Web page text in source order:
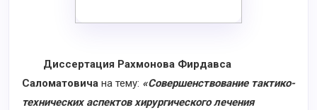
Диссертация Рахмонова Фирдавса
Саломатовича на тему: «Совершенствование тактико-
технических аспектов хирургического лечения